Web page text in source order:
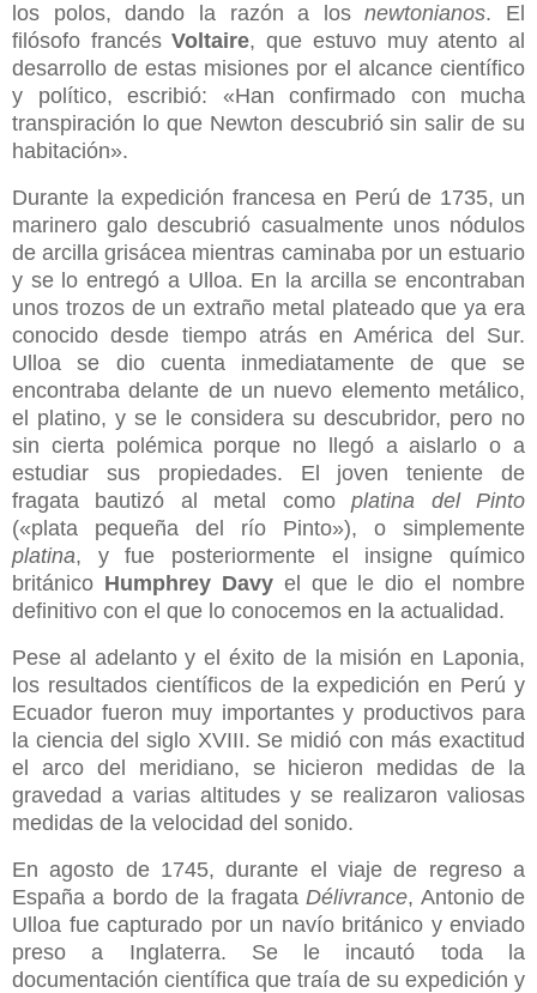
los polos, dando la razón a losnewtonianos. El
filósofo francésVoltaire, que estuvo muy atento al
desarrollo de estas misiones por el alcance científico
y político, escribió: «Han confirmado con mucha
transpiración lo que Newton descubrió sin salir de su
habitación».
Durante la expedición francesa en Perú de 1735, un
marinero galo descubrió casualmente unos nódulos
de arcilla grisácea mientras caminaba por un estuario
y se lo entregó a Ulloa. En la arcilla se encontraban
unos trozos de un extraño metal plateado que ya era
conocido desde tiempo atrás en América del Sur.
Ulloa se dio cuenta inmediatamente de que se
encontraba delante de un nuevo elemento metálico,
el platino, y se le considera su descubridor, pero no
sin cierta polémica porque no llegó a aislarlo o a
estudiar sus propiedades. El joven teniente de
fragata bautizó al metal comoplatina del Pinto
(«plata pequeña del río Pinto»), o simplemente
platina, y fue posteriormente el insigne químico
británico Humphrey Davyel que le dio el nombre
definitivo con el que lo conocemos en la actualidad.
Pese al adelanto y el éxito de la misión en Laponia,
los resultados científicos de la expedición en Perú y
Ecuador fueron muy importantes y productivos para
la ciencia del siglo XVIII. Se midió con más exactitud
el arco del meridiano, se hicieron medidas de la
gravedad a varias altitudes y se realizaron valiosas
medidas de la velocidad del sonido.
En agosto de 1745, durante el viaje de regreso a
España a bordo de la fragataDélivrance, Antonio de
Ulloa fue capturado por un navío británico y enviado
preso a Inglaterra. Se le incautó toda la
documentación científica que traía de su expedición y